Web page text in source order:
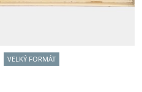
VELKÝ FORMÁT